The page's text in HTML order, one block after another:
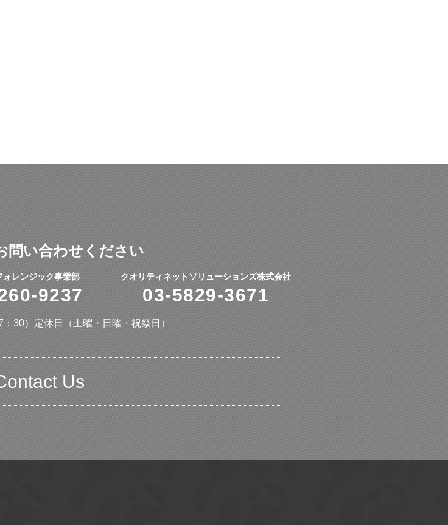
問い合わせください
ォレンジック事業部
9237
クオリティネットソリューションズ株式会社
03-5829-3671
：30）定休日（土曜・日曜・祝祭日）
Us